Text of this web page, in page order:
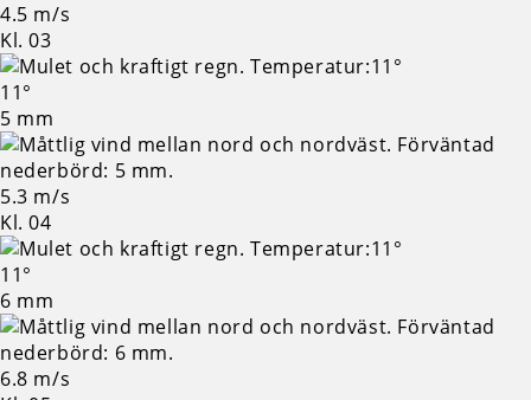
4.5 m/s
Kl. 03
11°
5 mm
5.3 m/s
Kl. 04
11°
6 mm
6.8 m/s